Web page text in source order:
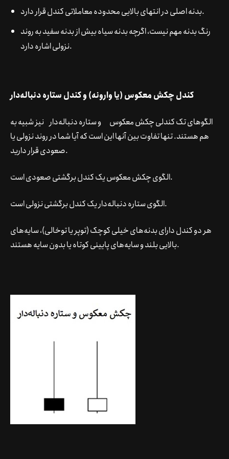
بدنه اصلی در انتهای بالایی محدوده معاملاتی کندل قرار دارد.
رنگ بدنه مهم نیست، اگرچه بدنه سیاه بیش از بدنه سفید به روند
نزولی اشاره دارد.
کندل چکش معکوس (یا وارونه) و کندل ستاره دنباله‌دار
الگوهای تک کندلی چکش معکوس و ستاره دنباله‌دار نیز شبیه به
هم هستند. تنها تفاوت بین آنها این است که آیا شما در روند نزولی یا
صعودی قرار دارید.
الگوی چکش معکوس یک کندل برگشتی صعودی است.
الگوی ستاره دنباله‌دار یک کندل برگشتی نزولی است.
هر دو کندل دارای بدنه‌های خیلی کوچک (توپر یا توخالی)، سایه‌های
بالایی بلند و سایه‌های پایینی کوتاه یا بدون سایه هستند.